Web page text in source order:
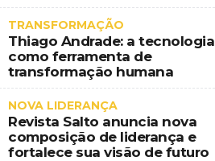
TRANSFORMAÇÃO
Thiago Andrade: a tecnologia
como ferramenta de
transformação humana
NOVA LIDERANÇA
Revista Salto anuncia nova
composição de liderança e
fortalece sua visão de futuro